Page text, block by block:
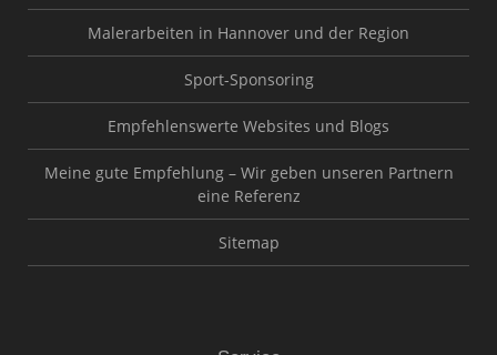
Malerarbeiten in Hannover und der Region
Sport-Sponsoring
Empfehlenswerte Websites und Blogs
Meine gute Empfehlung – Wir geben unseren Partnern
eine Referenz
Sitemap